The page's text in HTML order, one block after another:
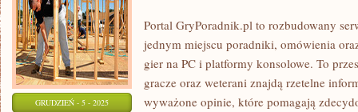
GRUDZIEŃ - 5 - 2025
Portal GryPoradnik.pl to rozbudowany
jednym miejscu poradniki, omówienia
gier na PC i platformy konsolowe. To
gracze oraz weterani znajdą rzetelne
wyważone opinie, które pomagają